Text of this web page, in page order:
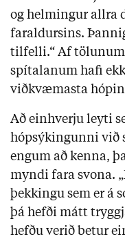
og helmingur allra
faraldursins.
tilfelli.“ Af tölunum
spítalanum hafi
viðkvæmasta
Að einhverju leyti
hópsýkingunni við
engum að kenna,
myndi fara svona.
þekkingu sem er á
þá hefði mátt
hefðu verið betur